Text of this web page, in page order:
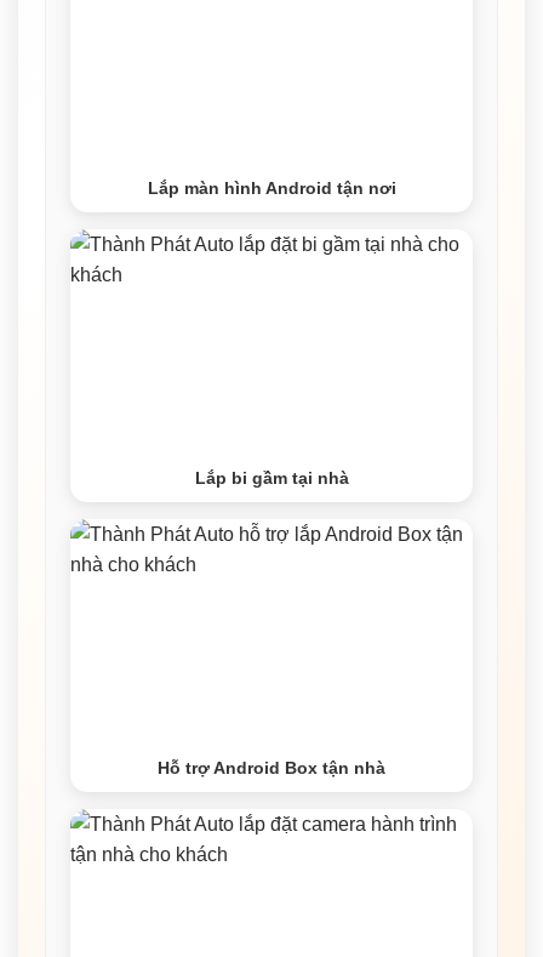
Lắp màn hình Android tận nơi
Lắp bi gầm tại nhà
Hỗ trợ Android Box tận nhà